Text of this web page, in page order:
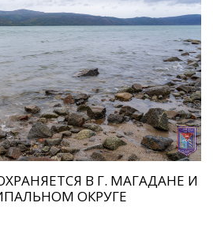
В Г. МАГАДАНЕ И
ОКРУГЕ